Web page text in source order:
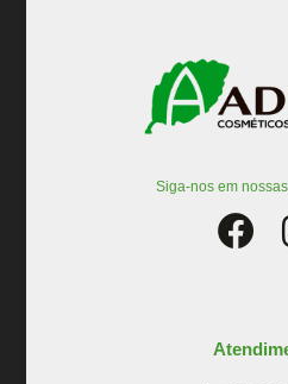
Siga-nos em